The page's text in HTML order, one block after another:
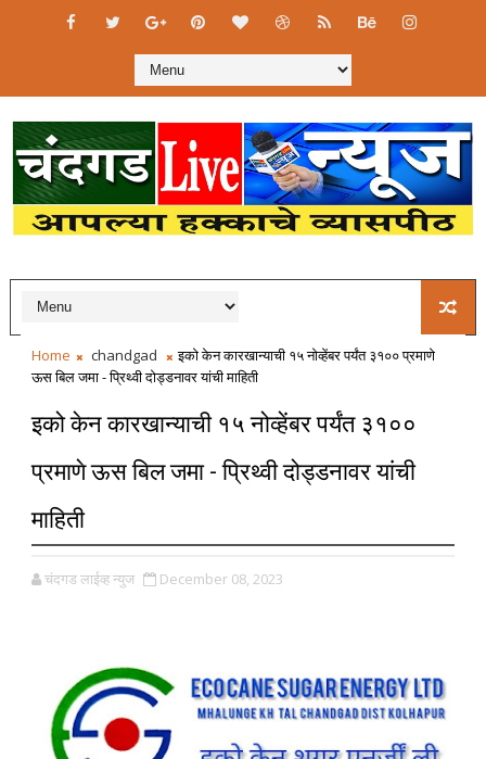
Home chandgad
इको केन कारखान्याची १५ नोव्हेंबर पर्यंत ३१०० प्रमाणे
ऊस बिल जमा - प्रिथ्वी दोड्डनावर यांची माहिती
इको केन कारखान्याची १५ नोव्हेंबर पर्यंत ३१००
प्रमाणे ऊस बिल जमा - प्रिथ्वी दोड्डनावर यांची
माहिती
चंदगड लाईव्ह न्युज December 08, 2023